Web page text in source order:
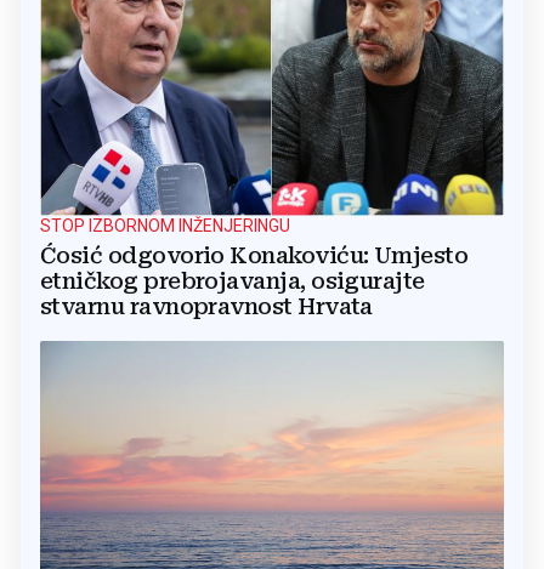
STOP IZBORNOM INŽENJERINGU
Ćosić odgovorio Konakoviću: Umjesto
etničkog prebrojavanja, osigurajte
stvarnu ravnopravnost Hrvata